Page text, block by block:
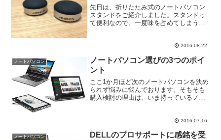
先日は、折りたたみ式のノートパソコン
スタンドをご紹介しました。スタンドっ
て便利なので、一度味を占めてしまうと
す。ということで今回は、持ち運び用の
2016.08.22
ノートパソコン
ノートパソコン選びの3つのポイ
ント
ここ1か月ほど次のノートパソコンを決め
られず悩みに悩んでおります。そもそも
購入検討の理由は、いま持っているノー
から復帰しなくなってきたことが1つ。も
2016.07.16
ノートパソコン
DELLのプロサポートに感銘を受